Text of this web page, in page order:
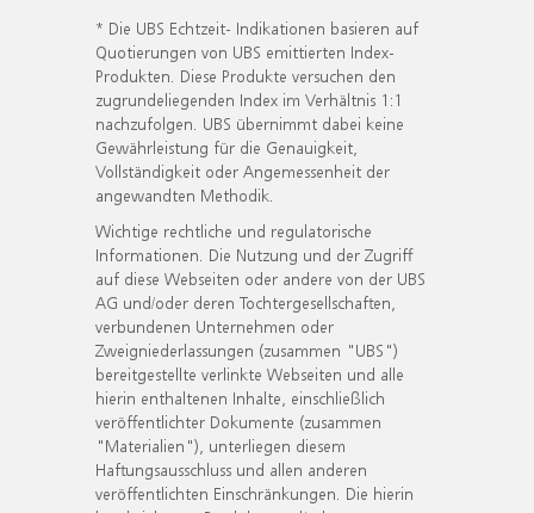
* Die UBS Echtzeit- Indikationen basieren auf
Quotierungen von UBS emittierten Index-
Produkten. Diese Produkte versuchen den
zugrundeliegenden Index im Verhältnis 1:1
nachzufolgen. UBS übernimmt dabei keine
Gewährleistung für die Genauigkeit,
Vollständigkeit oder Angemessenheit der
angewandten Methodik.
Wichtige rechtliche und regulatorische
Informationen. Die Nutzung und der Zugriff
auf diese Webseiten oder andere von der UBS
AG und/oder deren Tochtergesellschaften,
verbundenen Unternehmen oder
Zweigniederlassungen (zusammen "UBS")
bereitgestellte verlinkte Webseiten und alle
hierin enthaltenen Inhalte, einschließlich
veröffentlichter Dokumente (zusammen
"Materialien"), unterliegen diesem
Haftungsausschluss und allen anderen
veröffentlichten Einschränkungen. Die hierin